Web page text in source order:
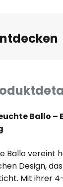
Ballo
Ballo vereint
Design,
Mit ihrer